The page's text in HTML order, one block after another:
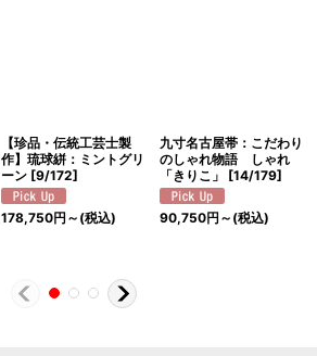
【珍品・伝統工芸士製
作】琉球絣：ミントグリ
ーン [9/172]
178,750円 ～ (税込)
九寸名古屋帯：こだわり
のしゃれ物語 しゃれ
「きりこ」
[14/179]
90,750円 ～ (税込)